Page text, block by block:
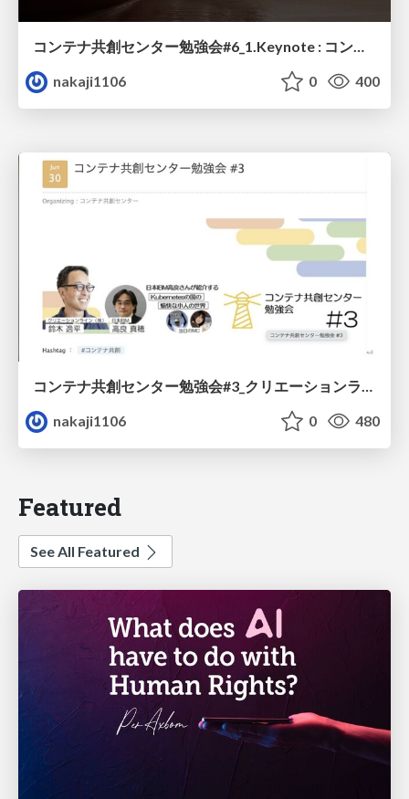
コンテナ共創センター勉強会#6_1.Keynote : コンテナの価値を享受するために
nakaji1106
0 400
コンテナ共創センター勉強会#3_クリエーションライン様Keynote_Session
nakaji1106
0 480
Featured
See All Featured